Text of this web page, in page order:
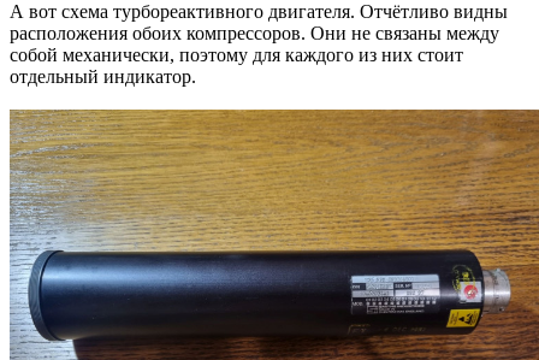
А вот схема турбореактивного двигателя. Отчётливо видны
расположения обоих компрессоров. Они не связаны между
собой механически, поэтому для каждого из них стоит
отдельный индикатор.